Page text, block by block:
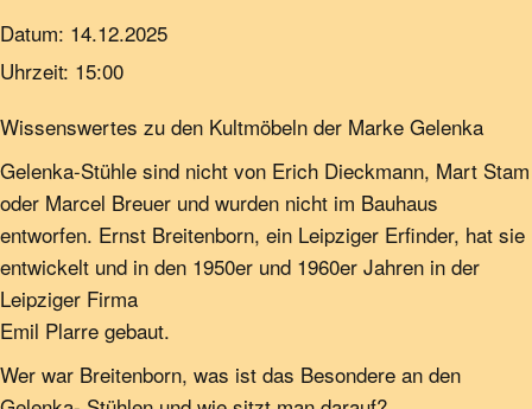
Datum: 14.12.2025
Uhrzeit: 15:00
Wissenswertes zu den Kultmöbeln der Marke Gelenka
Gelenka-Stühle sind nicht von Erich Dieckmann, Mart Stam
oder Marcel Breuer und wurden nicht im Bauhaus
entworfen. Ernst Breitenborn, ein Leipziger Erfinder, hat sie
entwickelt und in den 1950er und 1960er Jahren in der
Leipziger Firma
Emil Plarre gebaut.
Wer war Breitenborn, was ist das Besondere an den